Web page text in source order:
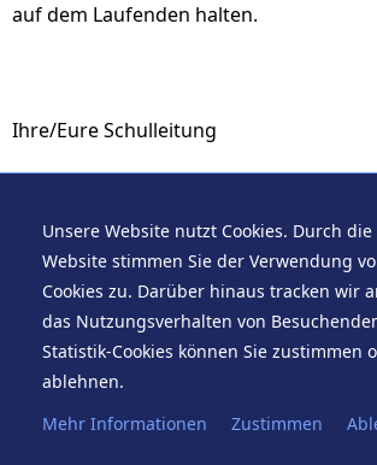
auf dem Laufenden halten.
Ihre/Eure Schulleitung
Stand vom 3.
Suche Sitemap Kontakt Impressum
Unsere Website nutzt Cookies. Durch
Website stimmen Sie der Verwendung
Cookies zu. Darüber hinaus tracken wir
das Nutzungsverhalten von
Statistik-Cookies können Sie zustimmen
ablehnen.
Mehr Informationen
Zustimmen